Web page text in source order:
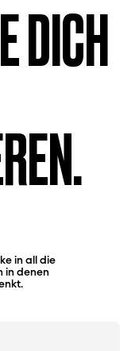
DICH
in all die
in denen